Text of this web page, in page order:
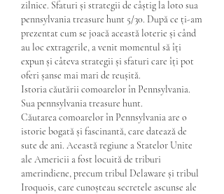
zilnice. Sfaturi și strategii de câștig la loto sua
pennsylvania treasure hunt 5/30. După ce ți-am
prezentat cum se joacă această loterie și când
au loc extragerile, a venit momentul să îți
expun și câteva strategii și sfaturi care îți pot
oferi șanse mai mari de reușită.
Istoria căutării comoarelor în Pennsylvania.
Sua pennsylvania treasure hunt.
Căutarea comoarelor în Pennsylvania are o
istorie bogată și fascinantă, care datează de
sute de ani. Această regiune a Statelor Unite
ale Americii a fost locuită de triburi
amerindiene, precum tribul Delaware și tribul
Iroquois, care cunoșteau secretele ascunse ale